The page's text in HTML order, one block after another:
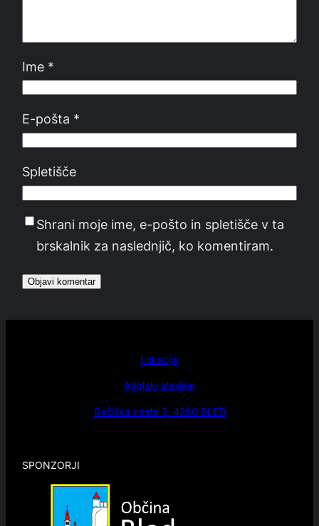
Ime *
E-pošta *
Spletišče
Shrani moje ime, e-pošto in spletišče v ta
brskalnik za naslednjič, ko komentiram.
Lokacija
Atletski stadion
Rečiška cesta 2, 4260 BLED
SPONZORJI